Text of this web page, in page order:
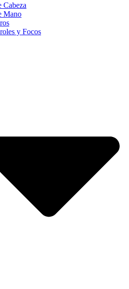
Cabeza
Mano
y Focos